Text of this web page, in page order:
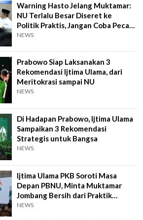
Warning Hasto Jelang Muktamar:
NU Terlalu Besar Diseret ke
Politik Praktis, Jangan Coba Pecah
Belah
NEWS
Prabowo Siap Laksanakan 3
Rekomendasi Ijtima Ulama, dari
Meritokrasi sampai NU
NEWS
Di Hadapan Prabowo, Ijtima Ulama
Sampaikan 3 Rekomendasi
Strategis untuk Bangsa
NEWS
Ijtima Ulama PKB Soroti Masa
Depan PBNU, Minta Muktamar
Jombang Bersih dari Praktik
Transaksional
NEWS